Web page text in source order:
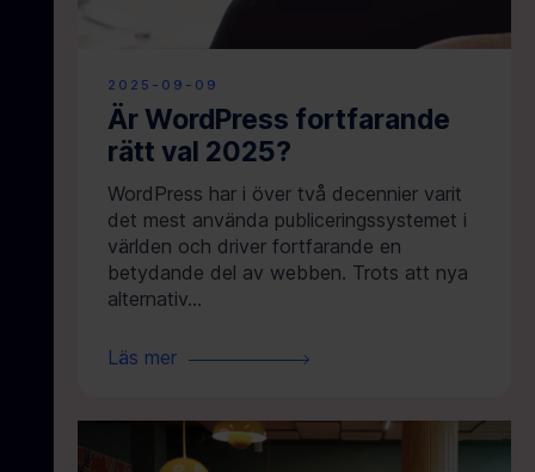
2025-09-09
Är WordPress fortfarande
rätt val 2025?
WordPress har i över två decennier varit
det mest använda publiceringssystemet i
världen och driver fortfarande en
betydande del av webben. Trots att nya
alternativ…
Läs mer